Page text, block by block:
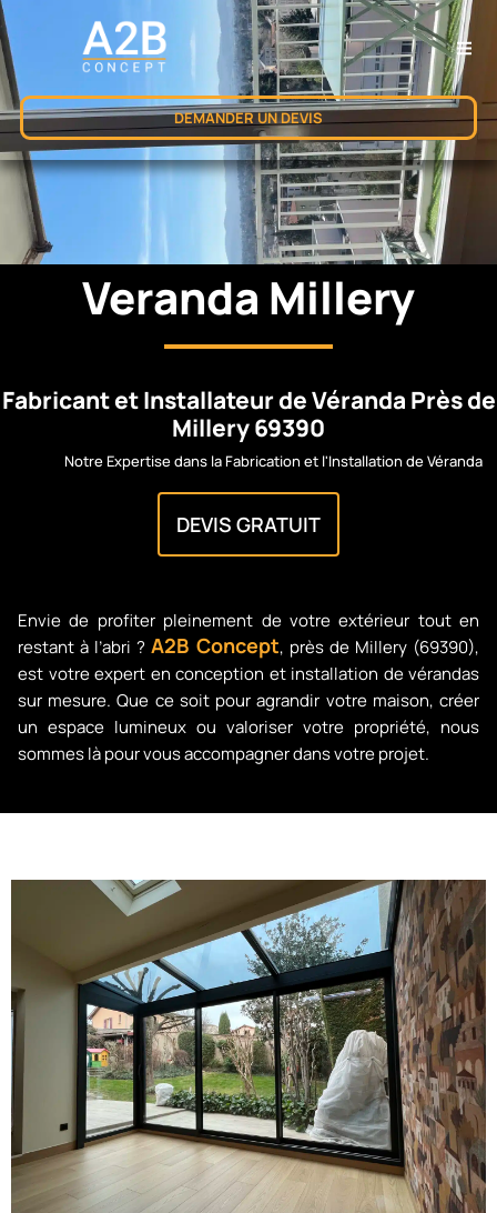
DEMANDER UN DEVIS
Veranda Millery
Fabricant et Installateur de Véranda Près de
Millery 69390
Notre Expertise dans la Fabrication et l'Installation de Véranda
DEVIS GRATUIT
Envie de profiter pleinement de votre extérieur tout en
restant à l’abri ?A2B Concept, près de Millery (69390),
est votre expert en conception et installation de vérandas
sur mesure. Que ce soit pour agrandir votre maison, créer
un espace lumineux ou valoriser votre propriété, nous
sommes là pour vous accompagner dans votre projet.